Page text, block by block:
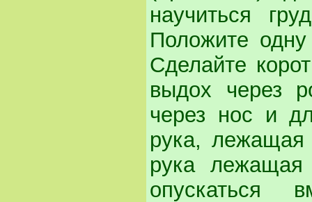
научиться
Положите
Сделайте
выдох через
через нос и
рука, лежащая
рука
опускаться